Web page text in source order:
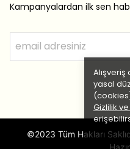
yasal
Gizlilik
Kampanyalardan ilk sen
©2023 Tüm Hakları